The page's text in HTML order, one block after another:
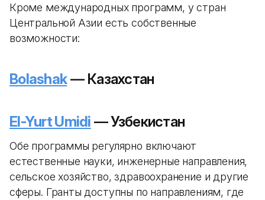
Кроме международных программ, у стран
Центральной Азии есть собственные
возможности:
Bolashak— Казахстан
El-Yurt Umidi — Узбекистан
Обе программы регулярно включают
естественные науки, инженерные направления,
сельское хозяйство, здравоохранение и другие
сферы. Гранты доступны по направлениям, где